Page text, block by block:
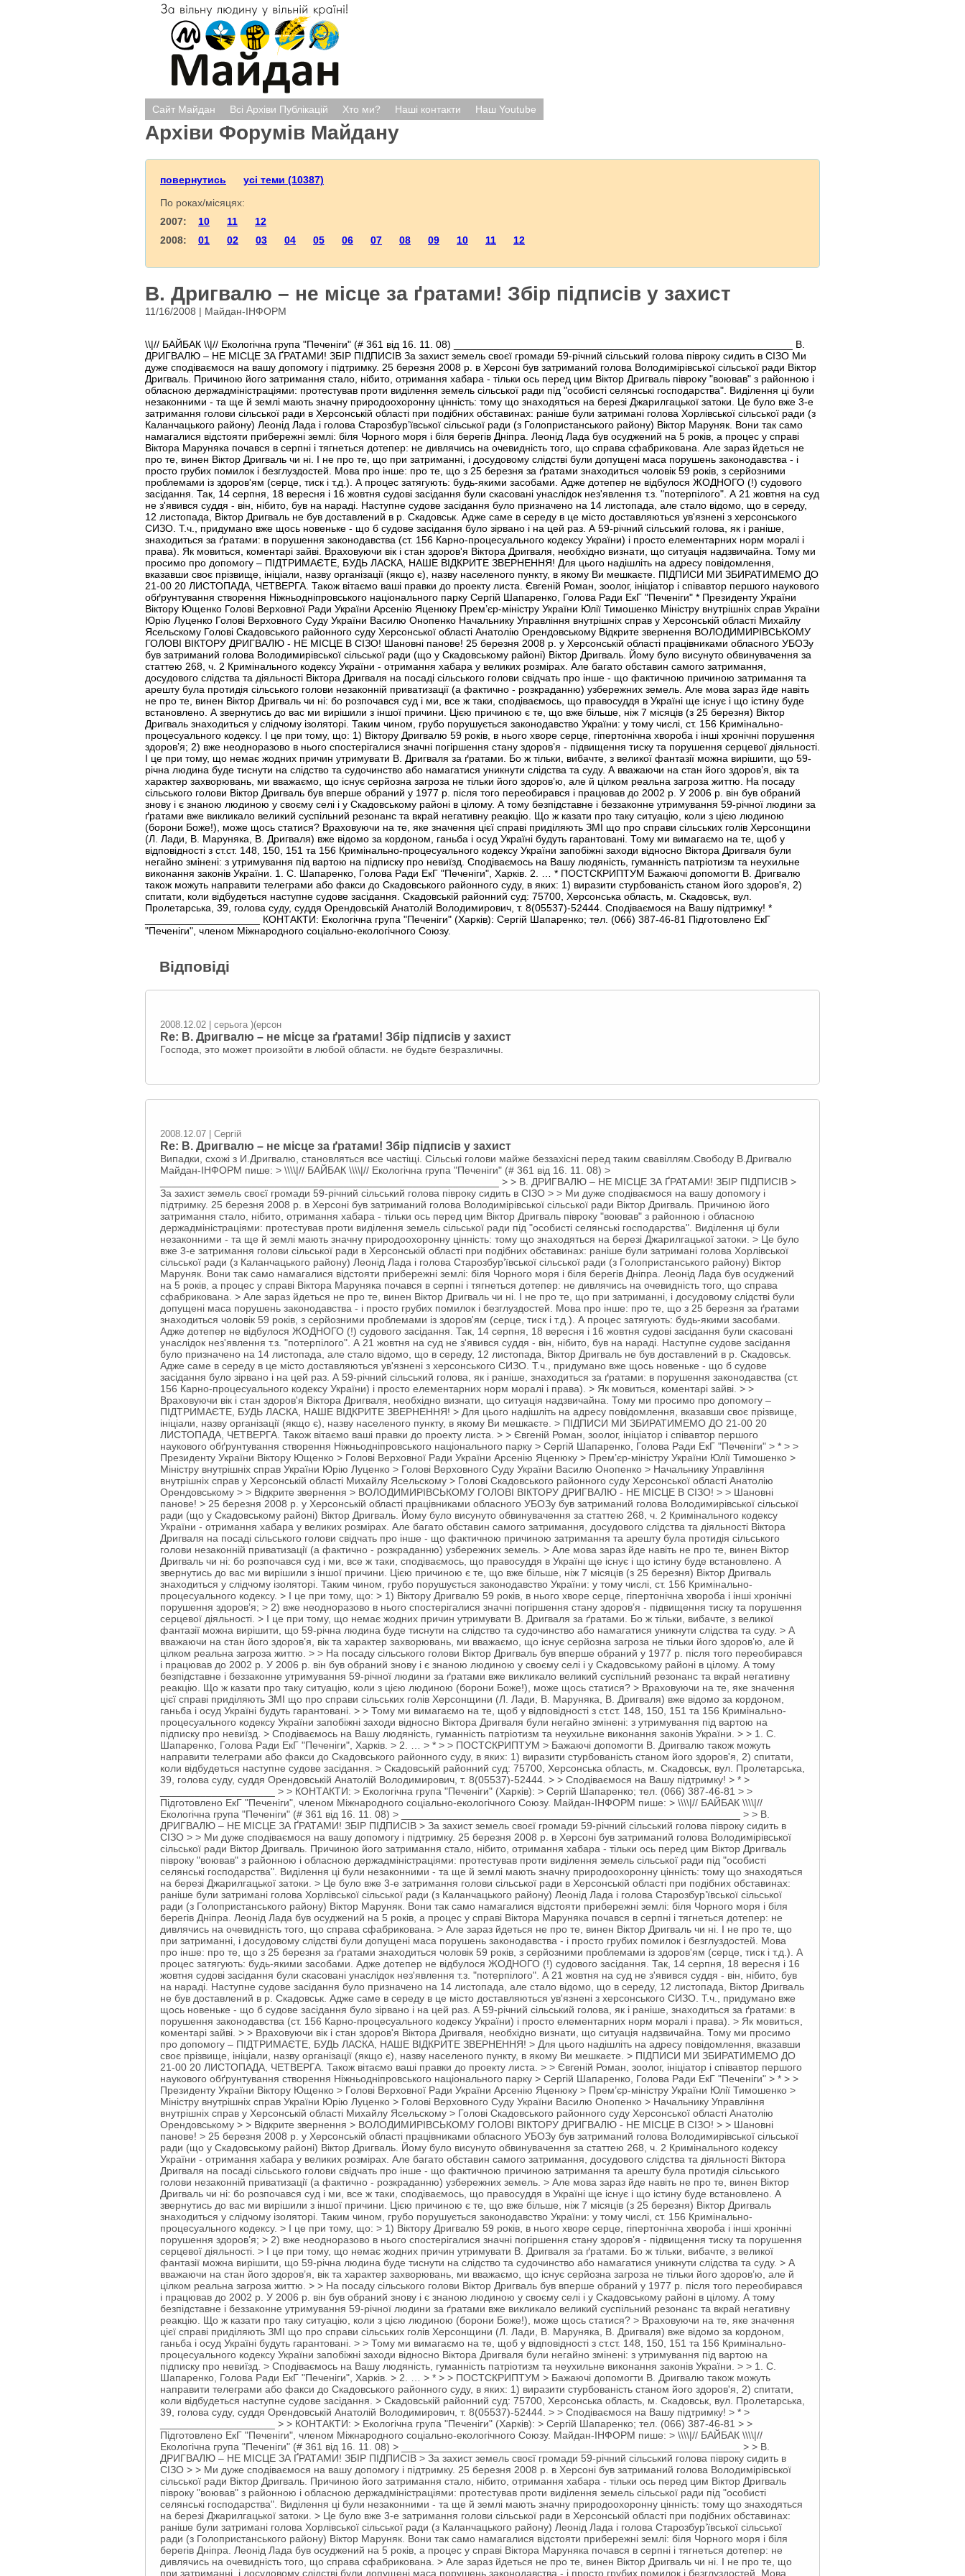
Сайт Майдан Всі Архіви Публікацій Хто ми? Наші контакти Наш Youtube
Архіви Форумів Майдану
повернутись
усі теми (10387)
По роках/місяцях:
2007: 10 11
12
2008: 01 02 03 04 05 06 07 08 09 10 11 12
В. Дригвалю – не місце за ґратами! Збір підписів у захист
11/16/2008 | Майдан-ІНФОРМ
\\|// БАЙБАК \\|// Екологічна група "Печеніги" (# 361 від 16. 11. 08) ___________________________________________________________ В.
ДРИГВАЛЮ – НЕ МІСЦЕ ЗА ҐРАТАМИ! ЗБІР ПІДПИСІВ За захист земель своєї громади 59-річний сільський голова півроку сидить в СІЗО Ми
дуже сподіваємося на вашу допомогу і підтримку. 25 березня 2008 р. в Херсоні був затриманий голова Володимірівської сільської ради Віктор
Дригваль. Причиною його затримання стало, нібито, отримання хабара - тільки ось перед цим Віктор Дригваль півроку "воював" з районною і
обласною держадміністраціями: протестував проти виділення земель сільської ради під "особисті селянські господарства". Виділення ці були
незаконними - та ще й землі мають значну природоохоронну цінність: тому що знаходяться на березі Джарилгацької затоки. Це було вже 3-е
затримання голови сільської ради в Херсонській області при подібних обставинах: раніше були затримані голова Хорлівської сільської ради (з
Каланчацького району) Леонід Лада і голова Старозбур’ївської сільської ради (з Голопристанського району) Віктор Маруняк. Вони так само
намагалися відстояти прибережні землі: біля Чорного моря і біля берегів Дніпра. Леонід Лада був осуджений на 5 років, а процес у справі
Віктора Маруняка почався в серпні і тягнеться дотепер: не дивлячись на очевидність того, що справа сфабрикована. Але зараз йдеться не
про те, винен Віктор Дригваль чи ні. І не про те, що при затриманні, і досудовому слідстві були допущені маса порушень законодавства - і
просто грубих помилок і безглуздостей. Мова про інше: про те, що з 25 березня за ґратами знаходиться чоловік 59 років, з серйозними
проблемами із здоров'ям (серце, тиск і т.д.). А процес затягують: будь-якими засобами. Адже дотепер не відбулося ЖОДНОГО (!) судового
засідання. Так, 14 серпня, 18 вересня і 16 жовтня судові засідання були скасовані унаслідок нез'явлення т.з. "потерпілого". А 21 жовтня на суд
не з'явився суддя - він, нібито, був на нараді. Наступне судове засідання було призначено на 14 листопада, але стало відомо, що в середу,
12 листопада, Віктор Дригваль не був доставлений в р. Скадовськ. Адже саме в середу в це місто доставляються ув'язнені з херсонського
СИЗО. Т.ч., придумано вже щось новеньке - що б судове засідання було зірвано і на цей раз. А 59-річний сільський голова, як і раніше,
знаходиться за ґратами: в порушення законодавства (ст. 156 Карно-процесуального кодексу України) і просто елементарних норм моралі і
права). Як мовиться, коментарі зайві. Враховуючи вік і стан здоров'я Віктора Дригваля, необхідно визнати, що ситуація надзвичайна. Тому ми
просимо про допомогу – ПІДТРИМАЄТЕ, БУДЬ ЛАСКА, НАШЕ ВІДКРИТЕ ЗВЕРНЕННЯ! Для цього надішліть на адресу повідомлення,
вказавши своє прізвище, ініціали, назву організації (якщо є), назву населеного пункту, в якому Ви мешкаєте. ПІДПИСИ МИ ЗБИРАТИМЕМО ДО
21-00 20 ЛИСТОПАДА, ЧЕТВЕРГА. Також вітаємо ваші правки до проекту листа. Євгеній Роман, зоолог, ініціатор і співавтор першого наукового
обґрунтування створення Ніжньодніпровського національного парку Сергій Шапаренко, Голова Ради ЕкГ "Печеніги" * Президенту України
Віктору Ющенко Голові Верховної Ради України Арсенію Яценюку Прем’єр-міністру України Юлії Тимошенко Міністру внутрішніх справ України
Юрію Луценко Голові Верховного Суду України Василю Онопенко Начальнику Управління внутрішніх справ у Херсонській області Михайлу
Ясельскому Голові Скадовського районного суду Херсонської області Анатолію Орендовському Відкрите звернення ВОЛОДИМИРІВСЬКОМУ
ГОЛОВІ ВІКТОРУ ДРИГВАЛЮ - НЕ МІСЦЕ В СІЗО! Шановні панове! 25 березня 2008 р. у Херсонській області працівниками обласного УБОЗу
був затриманий голова Володимирівської сільської ради (що у Скадовському районі) Віктор Дригваль. Йому було висунуто обвинувачення за
статтею 268, ч. 2 Кримінального кодексу України - отримання хабара у великих розмірах. Але багато обставин самого затримання,
досудового слідства та діяльності Віктора Дригваля на посаді сільського голови свідчать про інше - що фактичною причиною затримання та
арешту була протидія сільського голови незаконній приватизації (а фактично - розкраданню) узбережних земель. Але мова зараз йде навіть
не про те, винен Віктор Дригваль чи ні: бо розпочався суд і ми, все ж таки, сподіваємось, що правосуддя в Україні ще існує і що істину буде
встановлено. А звернутись до вас ми вирішили з іншої причини. Цією причиною є те, що вже більше, ніж 7 місяців (з 25 березня) Віктор
Дригваль знаходиться у слідчому ізоляторі. Таким чином, грубо порушується законодавство України: у тому числі, ст. 156 Кримінально-
процесуального кодексу. І це при тому, що: 1) Віктору Дригвалю 59 років, в нього хворе серце, гіпертонічна хвороба і інші хронічні порушення
здоров’я; 2) вже неодноразово в нього спостерігалися значні погіршення стану здоров’я - підвищення тиску та порушення серцевої діяльності.
І це при тому, що немає жодних причин утримувати В. Дригваля за ґратами. Бо ж тільки, вибачте, з великої фантазії можна вирішити, що 59-
річна людина буде тиснути на слідство та судочинство або намагатися уникнути слідства та суду. А вважаючи на стан його здоров’я, вік та
характер захворювань, ми вважаємо, що існує серйозна загроза не тільки його здоров’ю, але й цілком реальна загроза життю. На посаду
сільського голови Віктор Дригваль був вперше обраний у 1977 р. після того переобирався і працював до 2002 р. У 2006 р. він був обраний
знову і є знаною людиною у своєму селі і у Скадовському районі в цілому. А тому безпідставне і беззаконне утримування 59-річної людини за
ґратами вже викликало великий суспільний резонанс та вкрай негативну реакцію. Що ж казати про таку ситуацію, коли з цією людиною
(борони Боже!), може щось статися? Враховуючи на те, яке значення цієї справі приділяють ЗМІ що про справи сільських голів Херсонщини
(Л. Лади, В. Маруняка, В. Дригваля) вже відомо за кордоном, ганьба і осуд Україні будуть гарантовані. Тому ми вимагаємо на те, щоб у
відповідності з ст.ст. 148, 150, 151 та 156 Кримінально-процесуального кодексу України запобіжні заходи відносно Віктора Дригваля були
негайно змінені: з утримування під вартою на підписку про невиїзд. Сподіваємось на Вашу людяність, гуманність патріотизм та неухильне
виконання законів України. 1. С. Шапаренко, Голова Ради ЕкГ "Печеніги", Харків. 2. … * ПОСТСКРИПТУМ Бажаючі допомогти В. Дригвалю
також можуть направити телеграми або факси до Скадовського районного суду, в яких: 1) виразити стурбованість станом його здоров'я, 2)
спитати, коли відбудеться наступне судове засідання. Скадовській районний суд: 75700, Херсонська область, м. Скадовськ, вул.
Пролетарська, 39, голова суду, суддя Орендовській Анатолій Володимирович, т. 8(05537)-52444. Сподіваємося на Вашу підтримку! *
____________________ КОНТАКТИ: Екологічна група "Печеніги" (Харків): Сергій Шапаренко; тел. (066) 387-46-81 Підготовлено ЕкГ
"Печеніги", членом Міжнародного соціально-екологічного Союзу.
Відповіді
2008.12.02 | серьога )(ерсон
Re: В. Дригвалю – не місце за ґратами! Збір підписів у захист
Господа, это может произойти в любой области. не будьте безразличны.
2008.12.07 | Сергій
Re: В. Дригвалю – не місце за ґратами! Збір підписів у захист
Випадки, схожі з И.Дригвалю, становляться все частіщі. Сільські голови майже беззахісні перед таким свавіллям.Свободу В.Дригвалю
Майдан-ІНФОРМ пише: > \\\\|// БАЙБАК \\\\|// Екологічна група "Печеніги" (# 361 від 16. 11. 08) >
___________________________________________________________ > > В. ДРИГВАЛЮ – НЕ МІСЦЕ ЗА ҐРАТАМИ! ЗБІР ПІДПИСІВ >
За захист земель своєї громади 59-річний сільський голова півроку сидить в СІЗО > > Ми дуже сподіваємося на вашу допомогу і
підтримку. 25 березня 2008 р. в Херсоні був затриманий голова Володимірівської сільської ради Віктор Дригваль. Причиною його
затримання стало, нібито, отримання хабара - тільки ось перед цим Віктор Дригваль півроку "воював" з районною і обласною
держадміністраціями: протестував проти виділення земель сільської ради під "особисті селянські господарства". Виділення ці були
незаконними - та ще й землі мають значну природоохоронну цінність: тому що знаходяться на березі Джарилгацької затоки. > Це було
вже 3-е затримання голови сільської ради в Херсонській області при подібних обставинах: раніше були затримані голова Хорлівської
сільської ради (з Каланчацького району) Леонід Лада і голова Старозбур’ївської сільської ради (з Голопристанського району) Віктор
Маруняк. Вони так само намагалися відстояти прибережні землі: біля Чорного моря і біля берегів Дніпра. Леонід Лада був осуджений
на 5 років, а процес у справі Віктора Маруняка почався в серпні і тягнеться дотепер: не дивлячись на очевидність того, що справа
сфабрикована. > Але зараз йдеться не про те, винен Віктор Дригваль чи ні. І не про те, що при затриманні, і досудовому слідстві були
допущені маса порушень законодавства - і просто грубих помилок і безглуздостей. Мова про інше: про те, що з 25 березня за ґратами
знаходиться чоловік 59 років, з серйозними проблемами із здоров'ям (серце, тиск і т.д.). А процес затягують: будь-якими засобами.
Адже дотепер не відбулося ЖОДНОГО (!) судового засідання. Так, 14 серпня, 18 вересня і 16 жовтня судові засідання були скасовані
унаслідок нез'явлення т.з. "потерпілого". А 21 жовтня на суд не з'явився суддя - він, нібито, був на нараді. Наступне судове засідання
було призначено на 14 листопада, але стало відомо, що в середу, 12 листопада, Віктор Дригваль не був доставлений в р. Скадовськ.
Адже саме в середу в це місто доставляються ув'язнені з херсонського СИЗО. Т.ч., придумано вже щось новеньке - що б судове
засідання було зірвано і на цей раз. А 59-річний сільський голова, як і раніше, знаходиться за ґратами: в порушення законодавства (ст.
156 Карно-процесуального кодексу України) і просто елементарних норм моралі і права). > Як мовиться, коментарі зайві. > >
Враховуючи вік і стан здоров'я Віктора Дригваля, необхідно визнати, що ситуація надзвичайна. Тому ми просимо про допомогу –
ПІДТРИМАЄТЕ, БУДЬ ЛАСКА, НАШЕ ВІДКРИТЕ ЗВЕРНЕННЯ! > Для цього надішліть на адресу повідомлення, вказавши своє прізвище,
ініціали, назву організації (якщо є), назву населеного пункту, в якому Ви мешкаєте. > ПІДПИСИ МИ ЗБИРАТИМЕМО ДО 21-00 20
ЛИСТОПАДА, ЧЕТВЕРГА. Також вітаємо ваші правки до проекту листа. > > Євгеній Роман, зоолог, ініціатор і співавтор першого
наукового обґрунтування створення Ніжньодніпровського національного парку > Сергій Шапаренко, Голова Ради ЕкГ "Печеніги" > * > >
Президенту України Віктору Ющенко > Голові Верховної Ради України Арсенію Яценюку > Прем’єр-міністру України Юлії Тимошенко >
Міністру внутрішніх справ України Юрію Луценко > Голові Верховного Суду України Василю Онопенко > Начальнику Управління
внутрішніх справ у Херсонській області Михайлу Ясельскому > Голові Скадовського районного суду Херсонської області Анатолію
Орендовському > > Відкрите звернення > ВОЛОДИМИРІВСЬКОМУ ГОЛОВІ ВІКТОРУ ДРИГВАЛЮ - НЕ МІСЦЕ В СІЗО! > > Шановні
панове! > 25 березня 2008 р. у Херсонській області працівниками обласного УБОЗу був затриманий голова Володимирівської сільської
ради (що у Скадовському районі) Віктор Дригваль. Йому було висунуто обвинувачення за статтею 268, ч. 2 Кримінального кодексу
України - отримання хабара у великих розмірах. Але багато обставин самого затримання, досудового слідства та діяльності Віктора
Дригваля на посаді сільського голови свідчать про інше - що фактичною причиною затримання та арешту була протидія сільського
голови незаконній приватизації (а фактично - розкраданню) узбережних земель. > Але мова зараз йде навіть не про те, винен Віктор
Дригваль чи ні: бо розпочався суд і ми, все ж таки, сподіваємось, що правосуддя в Україні ще існує і що істину буде встановлено. А
звернутись до вас ми вирішили з іншої причини. Цією причиною є те, що вже більше, ніж 7 місяців (з 25 березня) Віктор Дригваль
знаходиться у слідчому ізоляторі. Таким чином, грубо порушується законодавство України: у тому числі, ст. 156 Кримінально-
процесуального кодексу. > І це при тому, що: > 1) Віктору Дригвалю 59 років, в нього хворе серце, гіпертонічна хвороба і інші хронічні
порушення здоров’я; > 2) вже неодноразово в нього спостерігалися значні погіршення стану здоров’я - підвищення тиску та порушення
серцевої діяльності. > І це при тому, що немає жодних причин утримувати В. Дригваля за ґратами. Бо ж тільки, вибачте, з великої
фантазії можна вирішити, що 59-річна людина буде тиснути на слідство та судочинство або намагатися уникнути слідства та суду. > А
вважаючи на стан його здоров’я, вік та характер захворювань, ми вважаємо, що існує серйозна загроза не тільки його здоров’ю, але й
цілком реальна загроза життю. > > На посаду сільського голови Віктор Дригваль був вперше обраний у 1977 р. після того переобирався
і працював до 2002 р. У 2006 р. він був обраний знову і є знаною людиною у своєму селі і у Скадовському районі в цілому. А тому
безпідставне і беззаконне утримування 59-річної людини за ґратами вже викликало великий суспільний резонанс та вкрай негативну
реакцію. Що ж казати про таку ситуацію, коли з цією людиною (борони Боже!), може щось статися? > Враховуючи на те, яке значення
цієї справі приділяють ЗМІ що про справи сільських голів Херсонщини (Л. Лади, В. Маруняка, В. Дригваля) вже відомо за кордоном,
ганьба і осуд Україні будуть гарантовані. > > Тому ми вимагаємо на те, щоб у відповідності з ст.ст. 148, 150, 151 та 156 Кримінально-
процесуального кодексу України запобіжні заходи відносно Віктора Дригваля були негайно змінені: з утримування під вартою на
підписку про невиїзд. > Сподіваємось на Вашу людяність, гуманність патріотизм та неухильне виконання законів України. > > 1. С.
Шапаренко, Голова Ради ЕкГ "Печеніги", Харків. > 2. … > * > > ПОСТСКРИПТУМ > Бажаючі допомогти В. Дригвалю також можуть
направити телеграми або факси до Скадовського районного суду, в яких: 1) виразити стурбованість станом його здоров'я, 2) спитати,
коли відбудеться наступне судове засідання. > Скадовській районний суд: 75700, Херсонська область, м. Скадовськ, вул. Пролетарська,
39, голова суду, суддя Орендовській Анатолій Володимирович, т. 8(05537)-52444. > > Сподіваємося на Вашу підтримку! > * >
____________________ > > КОНТАКТИ: > Екологічна група "Печеніги" (Харків): > Сергій Шапаренко; тел. (066) 387-46-81 > >
Підготовлено ЕкГ "Печеніги", членом Міжнародного соціально-екологічного Союзу. Майдан-ІНФОРМ пише: > \\\\|// БАЙБАК \\\\|//
Екологічна група "Печеніги" (# 361 від 16. 11. 08) > ___________________________________________________________ > > В.
ДРИГВАЛЮ – НЕ МІСЦЕ ЗА ҐРАТАМИ! ЗБІР ПІДПИСІВ > За захист земель своєї громади 59-річний сільський голова півроку сидить в
СІЗО > > Ми дуже сподіваємося на вашу допомогу і підтримку. 25 березня 2008 р. в Херсоні був затриманий голова Володимірівської
сільської ради Віктор Дригваль. Причиною його затримання стало, нібито, отримання хабара - тільки ось перед цим Віктор Дригваль
півроку "воював" з районною і обласною держадміністраціями: протестував проти виділення земель сільської ради під "особисті
селянські господарства". Виділення ці були незаконними - та ще й землі мають значну природоохоронну цінність: тому що знаходяться
на березі Джарилгацької затоки. > Це було вже 3-е затримання голови сільської ради в Херсонській області при подібних обставинах:
раніше були затримані голова Хорлівської сільської ради (з Каланчацького району) Леонід Лада і голова Старозбур’ївської сільської
ради (з Голопристанського району) Віктор Маруняк. Вони так само намагалися відстояти прибережні землі: біля Чорного моря і біля
берегів Дніпра. Леонід Лада був осуджений на 5 років, а процес у справі Віктора Маруняка почався в серпні і тягнеться дотепер: не
дивлячись на очевидність того, що справа сфабрикована. > Але зараз йдеться не про те, винен Віктор Дригваль чи ні. І не про те, що
при затриманні, і досудовому слідстві були допущені маса порушень законодавства - і просто грубих помилок і безглуздостей. Мова
про інше: про те, що з 25 березня за ґратами знаходиться чоловік 59 років, з серйозними проблемами із здоров'ям (серце, тиск і т.д.). А
процес затягують: будь-якими засобами. Адже дотепер не відбулося ЖОДНОГО (!) судового засідання. Так, 14 серпня, 18 вересня і 16
жовтня судові засідання були скасовані унаслідок нез'явлення т.з. "потерпілого". А 21 жовтня на суд не з'явився суддя - він, нібито, був
на нараді. Наступне судове засідання було призначено на 14 листопада, але стало відомо, що в середу, 12 листопада, Віктор Дригваль
не був доставлений в р. Скадовськ. Адже саме в середу в це місто доставляються ув'язнені з херсонського СИЗО. Т.ч., придумано вже
щось новеньке - що б судове засідання було зірвано і на цей раз. А 59-річний сільський голова, як і раніше, знаходиться за ґратами: в
порушення законодавства (ст. 156 Карно-процесуального кодексу України) і просто елементарних норм моралі і права). > Як мовиться,
коментарі зайві. > > Враховуючи вік і стан здоров'я Віктора Дригваля, необхідно визнати, що ситуація надзвичайна. Тому ми просимо
про допомогу – ПІДТРИМАЄТЕ, БУДЬ ЛАСКА, НАШЕ ВІДКРИТЕ ЗВЕРНЕННЯ! > Для цього надішліть на адресу повідомлення, вказавши
своє прізвище, ініціали, назву організації (якщо є), назву населеного пункту, в якому Ви мешкаєте. > ПІДПИСИ МИ ЗБИРАТИМЕМО ДО
21-00 20 ЛИСТОПАДА, ЧЕТВЕРГА. Також вітаємо ваші правки до проекту листа. > > Євгеній Роман, зоолог, ініціатор і співавтор першого
наукового обґрунтування створення Ніжньодніпровського національного парку > Сергій Шапаренко, Голова Ради ЕкГ "Печеніги" > * > >
Президенту України Віктору Ющенко > Голові Верховної Ради України Арсенію Яценюку > Прем’єр-міністру України Юлії Тимошенко >
Міністру внутрішніх справ України Юрію Луценко > Голові Верховного Суду України Василю Онопенко > Начальнику Управління
внутрішніх справ у Херсонській області Михайлу Ясельскому > Голові Скадовського районного суду Херсонської області Анатолію
Орендовському > > Відкрите звернення > ВОЛОДИМИРІВСЬКОМУ ГОЛОВІ ВІКТОРУ ДРИГВАЛЮ - НЕ МІСЦЕ В СІЗО! > > Шановні
панове! > 25 березня 2008 р. у Херсонській області працівниками обласного УБОЗу був затриманий голова Володимирівської сільської
ради (що у Скадовському районі) Віктор Дригваль. Йому було висунуто обвинувачення за статтею 268, ч. 2 Кримінального кодексу
України - отримання хабара у великих розмірах. Але багато обставин самого затримання, досудового слідства та діяльності Віктора
Дригваля на посаді сільського голови свідчать про інше - що фактичною причиною затримання та арешту була протидія сільського
голови незаконній приватизації (а фактично - розкраданню) узбережних земель. > Але мова зараз йде навіть не про те, винен Віктор
Дригваль чи ні: бо розпочався суд і ми, все ж таки, сподіваємось, що правосуддя в Україні ще існує і що істину буде встановлено. А
звернутись до вас ми вирішили з іншої причини. Цією причиною є те, що вже більше, ніж 7 місяців (з 25 березня) Віктор Дригваль
знаходиться у слідчому ізоляторі. Таким чином, грубо порушується законодавство України: у тому числі, ст. 156 Кримінально-
процесуального кодексу. > І це при тому, що: > 1) Віктору Дригвалю 59 років, в нього хворе серце, гіпертонічна хвороба і інші хронічні
порушення здоров’я; > 2) вже неодноразово в нього спостерігалися значні погіршення стану здоров’я - підвищення тиску та порушення
серцевої діяльності. > І це при тому, що немає жодних причин утримувати В. Дригваля за ґратами. Бо ж тільки, вибачте, з великої
фантазії можна вирішити, що 59-річна людина буде тиснути на слідство та судочинство або намагатися уникнути слідства та суду. > А
вважаючи на стан його здоров’я, вік та характер захворювань, ми вважаємо, що існує серйозна загроза не тільки його здоров’ю, але й
цілком реальна загроза життю. > > На посаду сільського голови Віктор Дригваль був вперше обраний у 1977 р. після того переобирався
і працював до 2002 р. У 2006 р. він був обраний знову і є знаною людиною у своєму селі і у Скадовському районі в цілому. А тому
безпідставне і беззаконне утримування 59-річної людини за ґратами вже викликало великий суспільний резонанс та вкрай негативну
реакцію. Що ж казати про таку ситуацію, коли з цією людиною (борони Боже!), може щось статися? > Враховуючи на те, яке значення
цієї справі приділяють ЗМІ що про справи сільських голів Херсонщини (Л. Лади, В. Маруняка, В. Дригваля) вже відомо за кордоном,
ганьба і осуд Україні будуть гарантовані. > > Тому ми вимагаємо на те, щоб у відповідності з ст.ст. 148, 150, 151 та 156 Кримінально-
процесуального кодексу України запобіжні заходи відносно Віктора Дригваля були негайно змінені: з утримування під вартою на
підписку про невиїзд. > Сподіваємось на Вашу людяність, гуманність патріотизм та неухильне виконання законів України. > > 1. С.
Шапаренко, Голова Ради ЕкГ "Печеніги", Харків. > 2. … > * > > ПОСТСКРИПТУМ > Бажаючі допомогти В. Дригвалю також можуть
направити телеграми або факси до Скадовського районного суду, в яких: 1) виразити стурбованість станом його здоров'я, 2) спитати,
коли відбудеться наступне судове засідання. > Скадовській районний суд: 75700, Херсонська область, м. Скадовськ, вул. Пролетарська,
39, голова суду, суддя Орендовській Анатолій Володимирович, т. 8(05537)-52444. > > Сподіваємося на Вашу підтримку! > * >
____________________ > > КОНТАКТИ: > Екологічна група "Печеніги" (Харків): > Сергій Шапаренко; тел. (066) 387-46-81 > >
Підготовлено ЕкГ "Печеніги", членом Міжнародного соціально-екологічного Союзу. Майдан-ІНФОРМ пише: > \\\\|// БАЙБАК \\\\|//
Екологічна група "Печеніги" (# 361 від 16. 11. 08) > ___________________________________________________________ > > В.
ДРИГВАЛЮ – НЕ МІСЦЕ ЗА ҐРАТАМИ! ЗБІР ПІДПИСІВ > За захист земель своєї громади 59-річний сільський голова півроку сидить в
СІЗО > > Ми дуже сподіваємося на вашу допомогу і підтримку. 25 березня 2008 р. в Херсоні був затриманий голова Володимірівської
сільської ради Віктор Дригваль. Причиною його затримання стало, нібито, отримання хабара - тільки ось перед цим Віктор Дригваль
півроку "воював" з районною і обласною держадміністраціями: протестував проти виділення земель сільської ради під "особисті
селянські господарства". Виділення ці були незаконними - та ще й землі мають значну природоохоронну цінність: тому що знаходяться
на березі Джарилгацької затоки. > Це було вже 3-е затримання голови сільської ради в Херсонській області при подібних обставинах:
раніше були затримані голова Хорлівської сільської ради (з Каланчацького району) Леонід Лада і голова Старозбур’ївської сільської
ради (з Голопристанського району) Віктор Маруняк. Вони так само намагалися відстояти прибережні землі: біля Чорного моря і біля
берегів Дніпра. Леонід Лада був осуджений на 5 років, а процес у справі Віктора Маруняка почався в серпні і тягнеться дотепер: не
дивлячись на очевидність того, що справа сфабрикована. > Але зараз йдеться не про те, винен Віктор Дригваль чи ні. І не про те, що
при затриманні, і досудовому слідстві були допущені маса порушень законодавства - і просто грубих помилок і безглуздостей. Мова